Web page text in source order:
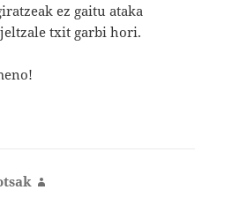
ez gaitu ataka
txit garbi hori.